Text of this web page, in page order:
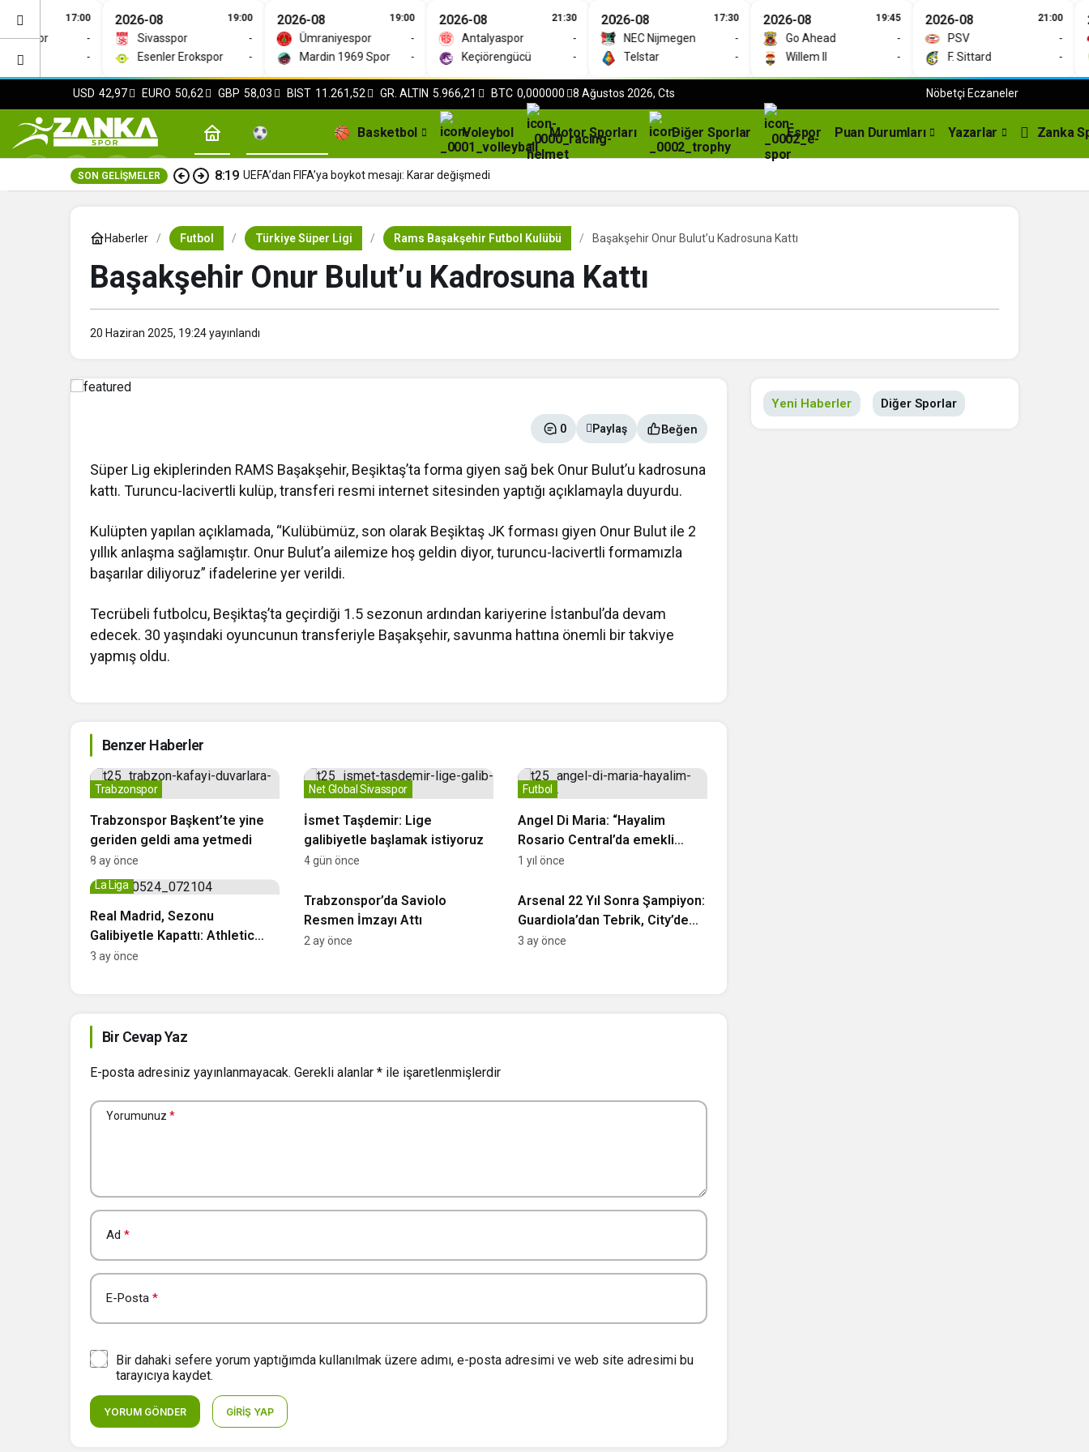
17:00 2026-08 19:00
Sivasspor
Esenler Erokspor
2026-08 19:00
Ümraniyespor
Mardin 1969 Spor
-
2026-08 21:30
Antalyaspor
Keçiörengücü
2026-08 17:30
NEC Nijmegen
Telstar
2026-08 19:45
Go Ahead
Willem II
2026-08 21:00
PSV
F. Sittard
USD 42,97 EURO 50,62 GBP 58,03 BIST 11.261,52 GR. ALTIN 5.966,21 BTC 0,000000 8 Ağustos 2026, Cts Nöbetçi Eczaneler
Basketbol Voleybol Motor Sporları Diğer Sporlar Espor Puan Durumları Yazarlar Zanka
SON GELIŞMELER 8:19 UEFA’dan FIFA’ya boykot mesajı: Karar değişmedi
Haberler Futbol Türkiye Süper Ligi Rams Başakşehir Futbol Kulübü Başakşehir Onur Bulut’u Kadrosuna Kattı
Başakşehir Onur Bulut’u Kadrosuna Kattı
20 Haziran 2025, 19:24yayınlandı
0 Paylaş Beğen
Süper Lig ekiplerinden RAMS Başakşehir, Beşiktaş’ta forma giyen sağ bek Onur Bulut’u kadrosuna
kattı. Turuncu-lacivertli kulüp, transferi resmi internet sitesinden yaptığı açıklamayla duyurdu.
Kulüpten yapılan açıklamada, “Kulübümüz, son olarak Beşiktaş JK forması giyen Onur Bulut ile 2
yıllık anlaşma sağlamıştır. Onur Bulut’a ailemize hoş geldin diyor, turuncu-lacivertli formamızla
başarılar diliyoruz” ifadelerine yer verildi.
Tecrübeli futbolcu, Beşiktaş’ta geçirdiği 1.5 sezonun ardından kariyerine İstanbul’da devam
edecek. 30 yaşındaki oyuncunun transferiyle Başakşehir, savunma hattına önemli bir takviye
yapmış oldu.
Benzer Haberler
Trabzonspor Başkent’te yine
geriden geldi ama yetmedi
Trabzonspor
8 ay önce
İsmet Taşdemir: Lige
galibiyetle başlamak istiyoruz
Net Global Sivasspor
4 gün önce
Angel Di Maria: “Hayalim
Rosario Central’da emekli
olmak”
Futbol
1 yıl önce
Real Madrid, Sezonu
Galibiyetle Kapattı: Athletic
Bilbao’yu 4 Golle Geçti
La Liga
3 ay önce
Trabzonspor’da Saviolo
Resmen İmzayı Attı
Trabzonspor
2 ay önce
Arsenal 22 Yıl Sonra Şampiyon:
Guardiola’dan Tebrik, City’de
Gelecek Belirsiz
İngiltere Premier Lig
3 ay önce
Bir Cevap Yaz
E-posta adresiniz yayınlanmayacak. Gerekli alanlar * ile işaretlenmişlerdir
Yorumunuz *
Ad *
E-Posta *
Bir dahaki sefere yorum yaptığımda kullanılmak üzere adımı, e-posta adresimi ve web site adresimi bu
tarayıcıya kaydet.
YORUM GÖNDER GIRIŞ YAP
Yeni Haberler Diğer Sporlar